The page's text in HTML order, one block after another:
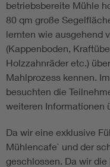
Energy efficiency
Energy storage
Functional safety
betriebsbereite Mühle
80 qm große
lernten wie ausgehend
(Kappenboden,
Holzzahnräder etc.)
Mahlprozess kennen.
besuchten die
weiteren Informationen
Da wir eine exklusive
Mühlencafe` und der
geschlossen. Da wir die